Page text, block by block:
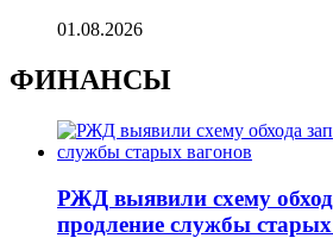
01.08.2026
ФИНАНСЫ
РЖД выявили схему
продление службы